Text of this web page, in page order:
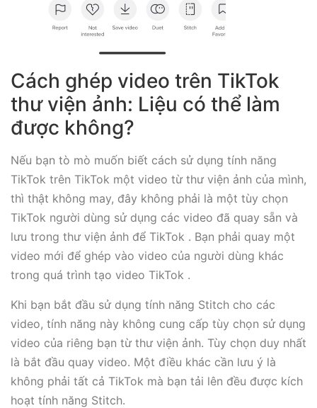
Cách ghép video trên TikTok
thư viện ảnh: Liệu có thể làm
được không?
Nếu bạn tò mò muốn biết cách sử dụng tính năng
TikTok trên TikTok một video từ thư viện ảnh của mình,
thì thật không may, đây không phải là một tùy chọn
TikTok người dùng sử dụng các video đã quay sẵn và
lưu trong thư viện ảnh để TikTok . Bạn phải quay một
video mới để ghép vào video của người dùng khác
trong quá trình tạo video TikTok .
Khi bạn bắt đầu sử dụng tính năng Stitch cho các
video, tính năng này không cung cấp tùy chọn sử dụng
video của riêng bạn từ thư viện ảnh. Tùy chọn duy nhất
là bắt đầu quay video. Một điều khác cần lưu ý là
không phải tất cả TikTok mà bạn tải lên đều được kích
hoạt tính năng Stitch.